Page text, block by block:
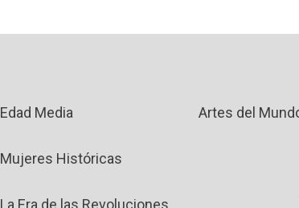
Edad Media
Mujeres Históricas
La Era de las Revoluciones
Artes del